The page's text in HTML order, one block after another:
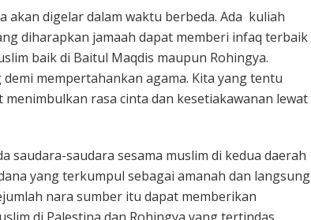
digelar dalam waktu berbeda. Ada kuliah
diharapkan jamaah dapat memberi infaq terbaik
baik di Baitul Maqdis maupun Rohingya.
mempertahankan agama. Kita yang tentu
rasa cinta dan kesetiakawanan lewat
saudara sesama muslim di kedua daerah
yang terkumpul sebagai amanah dan langsung
nara sumber itu dapat memberikan